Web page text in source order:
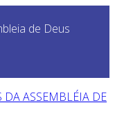
de Deus